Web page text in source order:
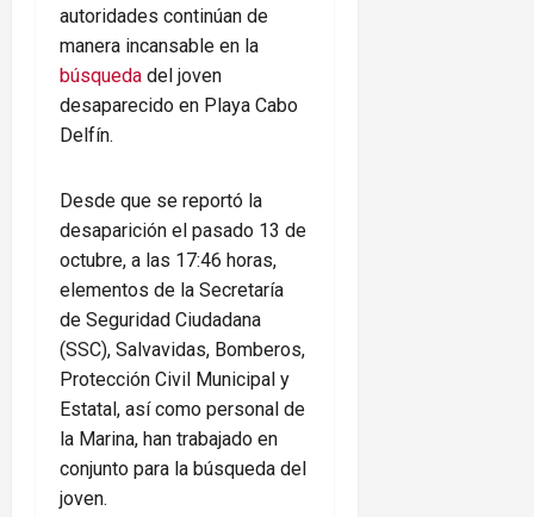
autoridades continúan de
manera incansable en la
búsqueda del joven
desaparecido en Playa Cabo
Delfín.
Desde que se reportó la
desaparición el pasado 13 de
octubre, a las 17:46 horas,
elementos de la Secretaría
de Seguridad Ciudadana
(SSC), Salvavidas, Bomberos,
Protección Civil Municipal y
Estatal, así como personal de
la Marina, han trabajado en
conjunto para la búsqueda del
joven.